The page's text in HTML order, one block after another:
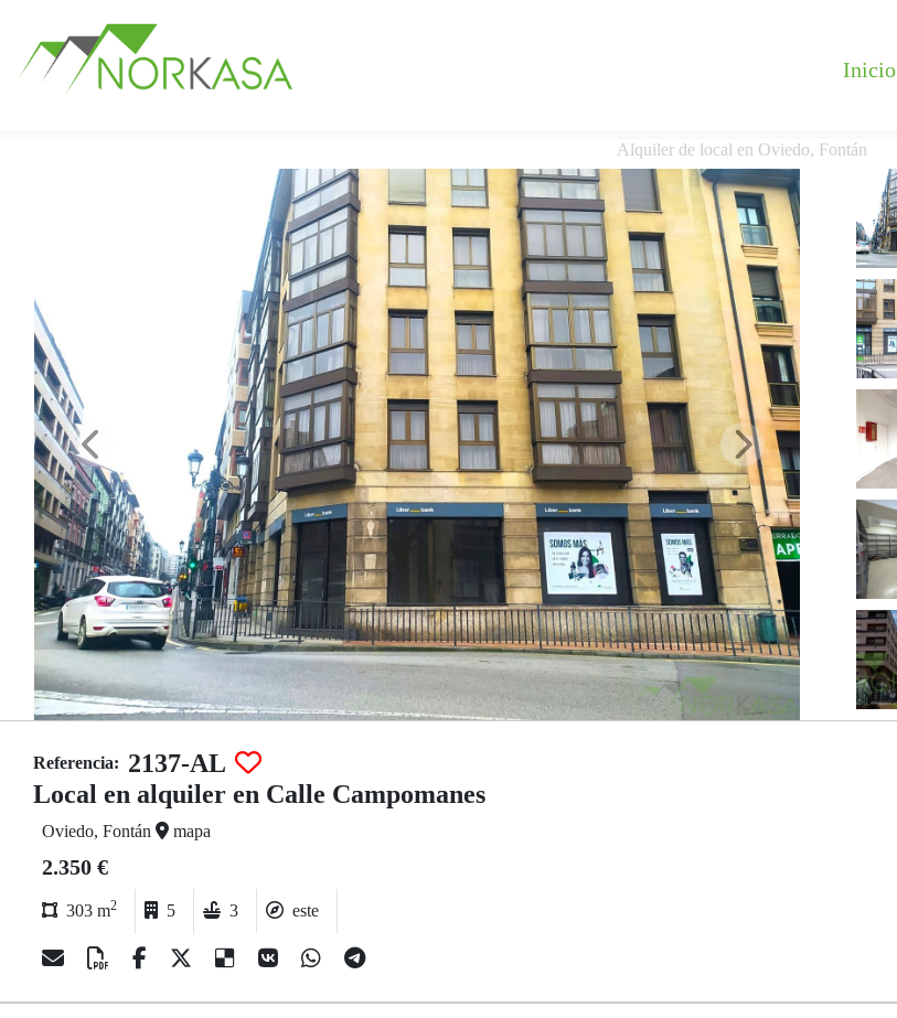
Inicio
Alquiler de local en Oviedo, Fontán
Referencia: 2137-AL
Local en alquiler en Calle Campomanes
Oviedo, Fontán mapa
2.350 €
303 m2 5 3 este